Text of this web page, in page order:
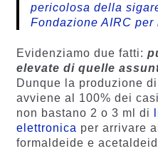
pericolosa della
Fondazione AIRC
Evidenziamo due fatti:
elevate di quelle
Dunque la produzione
avviene al 100% dei
non bastano 2 o 3 ml di
elettronica per arrivare
formaldeide e